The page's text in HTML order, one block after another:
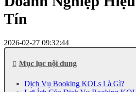
Tín
2026-02-27 09:32:44
Mục lục nội dung
Dịch Vụ Booking KOLs Là Gì?